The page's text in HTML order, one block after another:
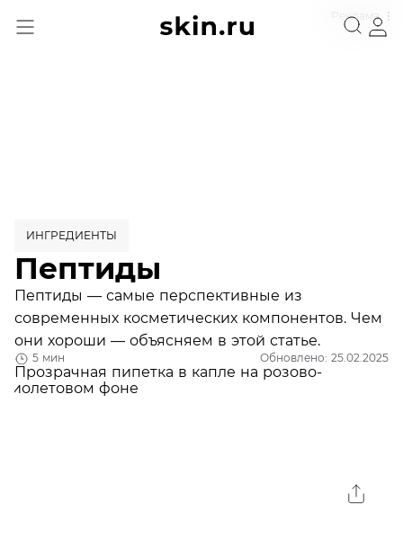
Реклама
5 мин Обновлено: 25.02.2025
ИНГРЕДИЕНТЫ
Пептиды
Пептиды — самые перспективные из
современных косметических компонентов. Чем
они хороши — объясняем в этой статье.